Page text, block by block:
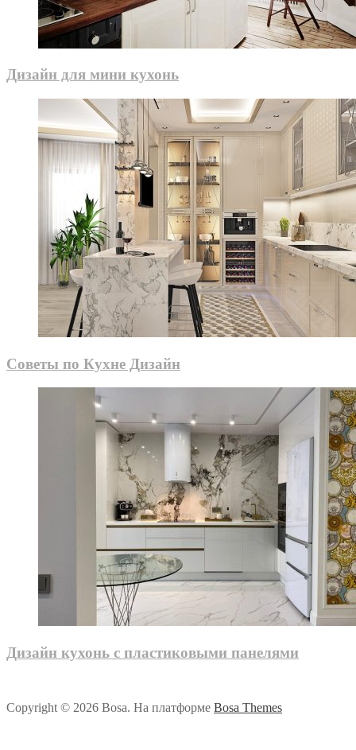
Дизайн для мини кухонь
Советы по Кухне Дизайн
Дизайн кухонь с пластиковыми панелями
Copyright © 2026 Bosa. На платформе Bosa Themes